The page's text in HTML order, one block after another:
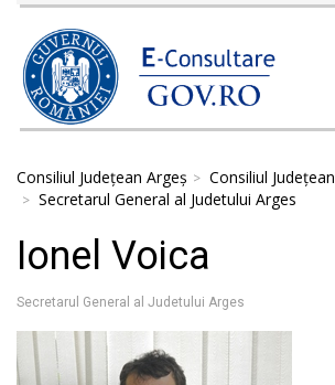
Consiliul Județean Argeș Consiliul Județean
Secretarul General al Judetului Arges
Ionel Voica
Secretarul General al Judetului Arges